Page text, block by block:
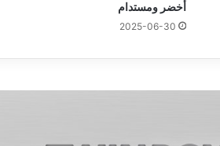
أخضر ومستدام
2025-06-30